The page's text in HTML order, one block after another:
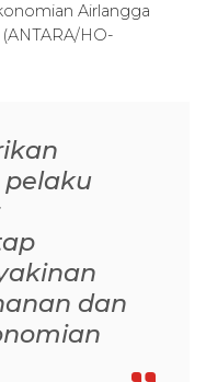
Airlangga
HO-
dan